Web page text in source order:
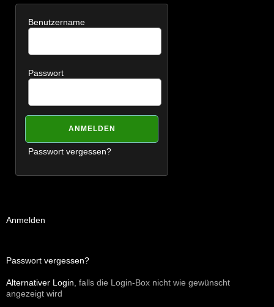
Benutzername
Passwort
Passwort vergessen?
Anmelden
Passwort vergessen?
Alternativer Login , falls die Login-Box nicht wie gewünscht
angezeigt wird